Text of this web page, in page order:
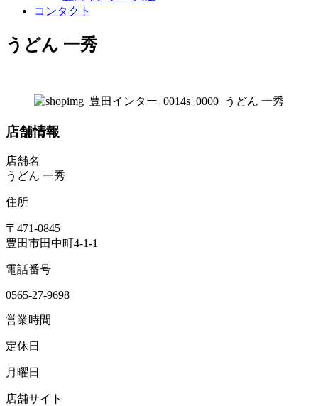
コンタクト
うどん 一秀
店舗情報
店舗名
うどん 一秀
住所
〒471-0845
豊田市田中町4-1-1
電話番号
0565-27-9698
営業時間
定休日
月曜日
店舗サイト